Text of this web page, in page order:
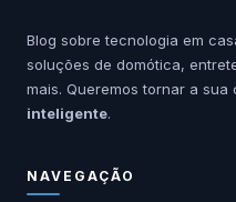
Blog sobre tecnologia em
soluções de domótica,
mais. Queremos tornar a sua
inteligente.
NAVEGAÇÃO